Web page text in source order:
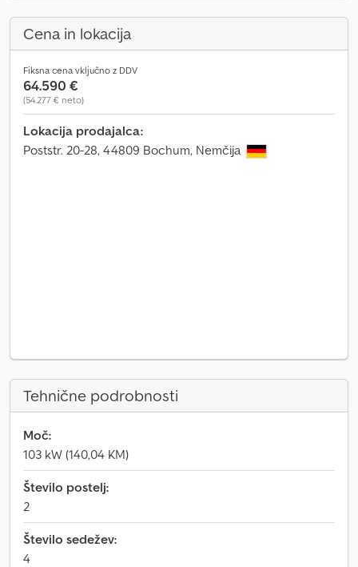
Cena in lokacija
Fiksna cena vključno z DDV
64.590 €
(54.277 € neto)
Lokacija prodajalca:
Poststr. 20-28, 44809 Bochum, Nemčija
Tehnične podrobnosti
Moč:
103 kW (140,04 KM)
Število postelj:
2
Število sedežev:
4